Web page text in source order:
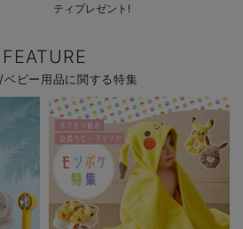
ティプレゼント!
FEATURE
ビー用品に関する特集